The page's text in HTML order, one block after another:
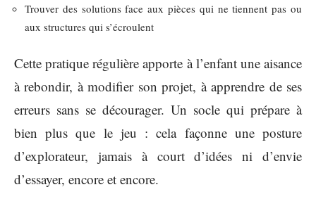
Trouver des solutions face aux pièces qui ne tiennent pas ou
aux structures qui s’écroulent
Cette pratique régulière apporte à l’enfant une aisance
à rebondir, à modifier son projet, à apprendre de ses
erreurs sans se décourager. Un socle qui prépare à
bien plus que le jeu : cela façonne une posture
d’explorateur, jamais à court d’idées ni d’envie
d’essayer, encore et encore.